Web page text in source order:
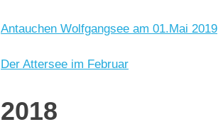
Antauchen Wolfgangsee am 01.Mai 2019
Der Attersee im Februar
2018